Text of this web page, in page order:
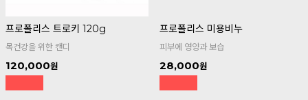
프로폴리스 트로키 120g
목건강을 위한 캔디
120,000
프로폴리스 미용비누
피부에 영양과 보습
28,000